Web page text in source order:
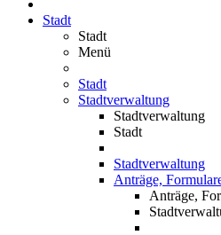
Stadt
Stadt
Menü
Stadt
Stadtverwaltung
Stadtverwaltung
Stadt
Stadtverwaltung
Anträge,
Anträge,